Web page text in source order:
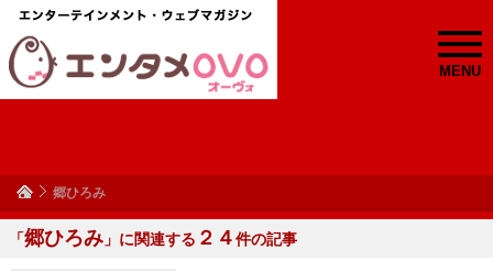
MENU
郷ひろみ
「郷ひろみ 」に関連する ２４件の記事